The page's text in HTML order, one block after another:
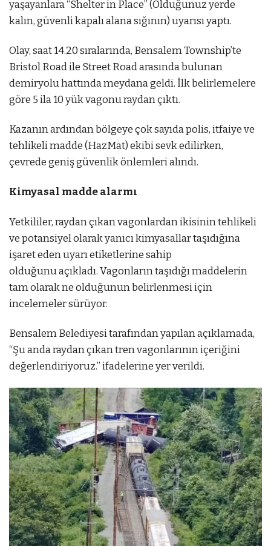
yaşayanlara “Shelter in Place” (Olduğunuz yerde
kalın, güvenli kapalı alana sığının) uyarısı yaptı.
Olay, saat 14.20 sıralarında, Bensalem Township’te
Bristol Road ile Street Road arasında bulunan
demiryolu hattında meydana geldi. İlk belirlemelere
göre 5 ila 10 yük vagonu raydan çıktı.
Kazanın ardından bölgeye çok sayıda polis, itfaiye ve
tehlikeli madde (HazMat) ekibi sevk edilirken,
çevrede geniş güvenlik önlemleri alındı.
Kimyasal madde alarmı
Yetkililer, raydan çıkan vagonlardan ikisinin tehlikeli
ve potansiyel olarak yanıcı kimyasallar taşıdığına
işaret eden uyarı etiketlerine sahip
olduğunu açıkladı. Vagonların taşıdığı maddelerin
tam olarak ne olduğunun belirlenmesi için
incelemeler sürüyor.
Bensalem Belediyesi tarafından yapılan açıklamada,
“Şu anda raydan çıkan tren vagonlarının içeriğini
değerlendiriyoruz.” ifadelerine yer verildi.